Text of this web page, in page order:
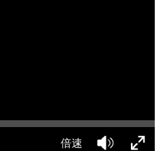
倍速